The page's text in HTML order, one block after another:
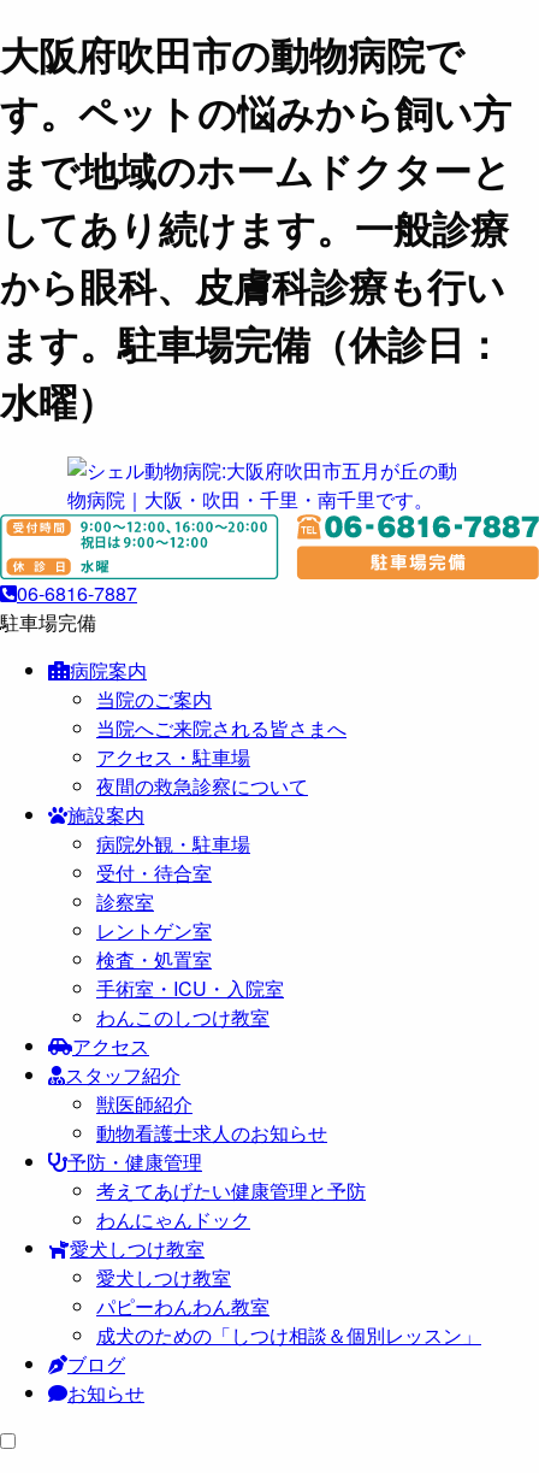
大阪府吹田市の動物病院で
す。ペットの悩みから飼い方
まで地域のホームドクターと
してあり続けます。一般診療
から眼科、皮膚科診療も行い
ます。駐車場完備（休診日：
水曜）
06-6816-7887
駐車場完備
病院案内
当院のご案内
当院へご来院される皆さまへ
アクセス・駐車場
夜間の救急診察について
施設案内
病院外観・駐車場
受付・待合室
診察室
レントゲン室
検査・処置室
手術室・ICU・入院室
わんこのしつけ教室
アクセス
スタッフ紹介
獣医師紹介
動物看護士求人のお知らせ
予防・健康管理
考えてあげたい健康管理と予防
わんにゃんドック
愛犬しつけ教室
愛犬しつけ教室
パピーわんわん教室
成犬のための「しつけ相談＆個別レッスン」
ブログ
お知らせ